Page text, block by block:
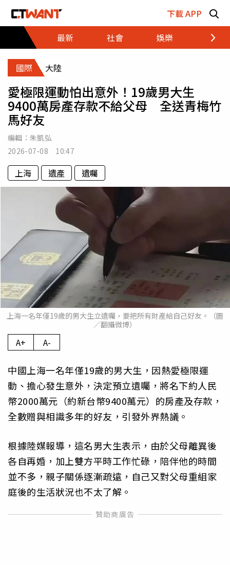
下載 APP
最新
社會 娛樂 財經
國際 大陸
愛極限運動怕出意外！19歲男大生
9400萬房產存款不給父母 全送青梅竹
馬好友
編輯： 朱凱弘
2026-07-08 10:47
上海 遺產 遺囑
上海一名年僅19歲的男大生立遺囑，要把所有財產給自己好友。（圖
／翻攝微博）
A+ A-
中國上海一名年僅19歲的男大生，因熱愛極限運
動、擔心發生意外，決定預立遺囑，將名下約人民
幣2000萬元（約新台幣9400萬元）的房產及存款，
全數贈與相識多年的好友，引發外界熱議。
根據陸媒報導，這名男大生表示，由於父母離異後
各自再婚，加上雙方平時工作忙碌，陪伴他的時間
並不多，親子關係逐漸疏遠，自己又對父母重組家
庭後的生活狀況也不太了解。